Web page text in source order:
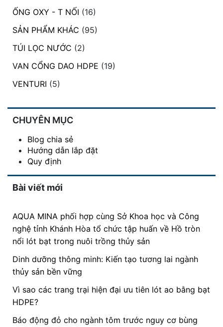
ỐNG OXY - T NỐI (16)
SẢN PHẨM KHÁC (95)
TÚI LỌC NƯỚC (2)
VAN CỔNG DAO HDPE (19)
VENTURI (5)
CHUYÊN MỤC
Blog chia sẻ
Hướng dẫn lắp đặt
Quy định
Bài viết mới
AQUA MINA phối hợp cùng Sở Khoa học và Công
nghệ tỉnh Khánh Hòa tổ chức tập huấn về Hồ tròn
nổi lót bạt trong nuôi trồng thủy sản
Dinh dưỡng thông minh: Kiến tạo tương lai ngành
thủy sản bền vững
Vì sao các trang trại hiện đại ưu tiên lót ao bằng bạt
HDPE?
Báo động đỏ cho ngành tôm trước nguy cơ bùng